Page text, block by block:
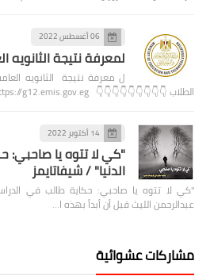
06 أغسطس 2022
لمعرفة نتيجة الثانويه العامه 2022 /
الطلاب 👇👇👇👇👇👇👇👇👇 https://g12.emis.gov.eg/ وال…
14 أكتوبر 2022
"كي لا تتوه يا صاحبي:
الدنيا" / شيفاتايمز
"كي لا تتوه يا صاحبي: حكاية طالب في
عبدالرحمن الليث قبل أن أبدأ بهذه ا…
مشاركات عشوائية